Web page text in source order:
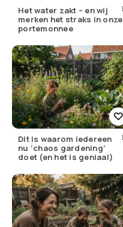
Het water zakt – en wij
merken het straks in onze
portemonnee
Dit is waarom iedereen
nu ‘chaos gardening’
doet (en het is geniaal)